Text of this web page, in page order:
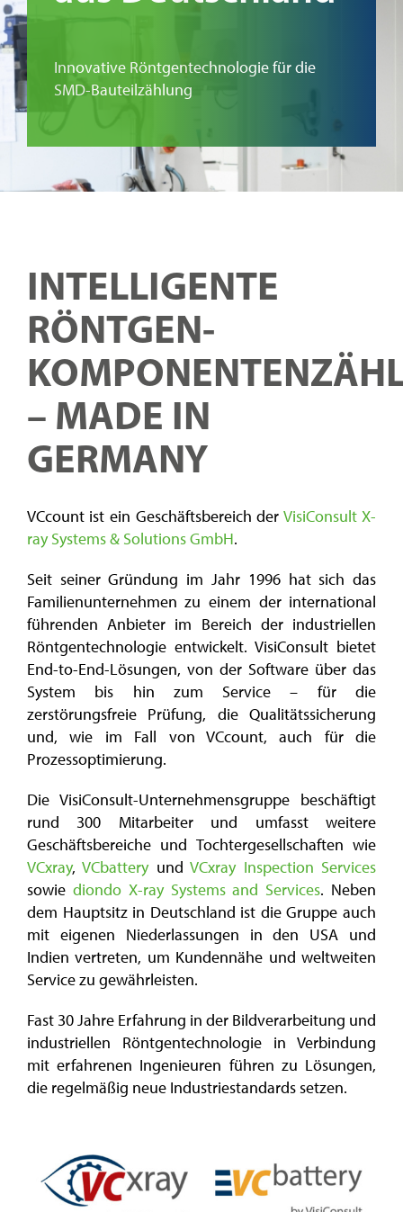
Innovative Röntgentechnologie für die
SMD-Bauteilzählung
INTELLIGENTE
RÖNTGEN-
– MADE IN
GERMANY
VCcount ist ein Geschäftsbereich der VisiConsult X-
ray Systems & Solutions GmbH.
Seit seiner Gründung im Jahr 1996 hat sich das
Familienunternehmen zu einem der international
führenden Anbieter im Bereich der industriellen
Röntgentechnologie entwickelt. VisiConsult bietet
End-to-End-Lösungen, von der Software über das
System bis hin zum Service – für die
zerstörungsfreie Prüfung, die Qualitätssicherung
und, wie im Fall von VCcount, auch für die
Prozessoptimierung.
Die VisiConsult-Unternehmensgruppe beschäftigt
rund 300 Mitarbeiter und umfasst weitere
Geschäftsbereiche und Tochtergesellschaften wie
VCxray,VCbatteryundVCxray Inspection Services
sowie diondo X-ray Systems and Services. Neben
dem Hauptsitz in Deutschland ist die Gruppe auch
mit eigenen Niederlassungen in den USA und
Indien vertreten, um Kundennähe und weltweiten
Service zu gewährleisten.
Fast 30 Jahre Erfahrung in der Bildverarbeitung und
industriellen Röntgentechnologie in Verbindung
mit erfahrenen Ingenieuren führen zu Lösungen,
die regelmäßig neue Industriestandards setzen.